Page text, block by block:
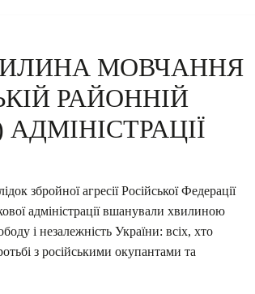
МОВЧАННЯ
РАЙОННІЙ
збройної агресії Російської Федерації
адміністрації вшанували хвилиною
і незалежність України: всіх, хто
з російськими окупантами та